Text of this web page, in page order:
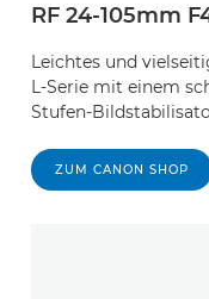
RF 24-105mm
Leichtes und
L-Serie mit einem
Stufen-
ZUM CANON SHOP